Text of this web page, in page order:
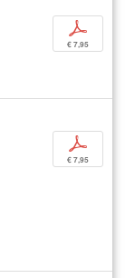
p
€ 7,95
p
€ 7,95